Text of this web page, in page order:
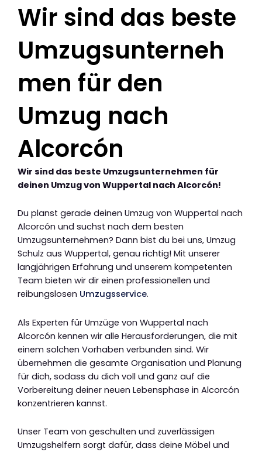
Wir sind das beste
Umzugsunterneh
men für den
Umzug nach
Alcorcón
Wir sind das beste Umzugsunternehmen für
deinen Umzug von Wuppertal nach Alcorcón!
Du planst gerade deinen Umzug von Wuppertal nach
Alcorcón und suchst nach dem besten
Umzugsunternehmen? Dann bist du bei uns, Umzug
Schulz aus Wuppertal, genau richtig! Mit unserer
langjährigen Erfahrung und unserem kompetenten
Team bieten wir dir einen professionellen und
reibungslosen Umzugsservice.
Als Experten für Umzüge von Wuppertal nach
Alcorcón kennen wir alle Herausforderungen, die mit
einem solchen Vorhaben verbunden sind. Wir
übernehmen die gesamte Organisation und Planung
für dich, sodass du dich voll und ganz auf die
Vorbereitung deiner neuen Lebensphase in Alcorcón
konzentrieren kannst.
Unser Team von geschulten und zuverlässigen
Umzugshelfern sorgt dafür, dass deine Möbel und